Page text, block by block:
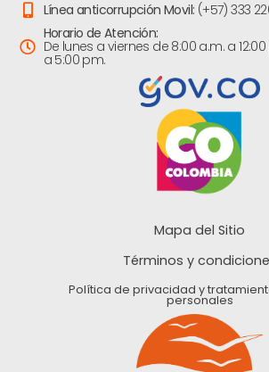
Línea anticorrupción Movil: (+57) 333
Horario de Atención:
De lunes a viernes de 8:00 a.m. a
a 5:00 pm.
Mapa del Sitio
Términos y
Política de privacidad y
personales